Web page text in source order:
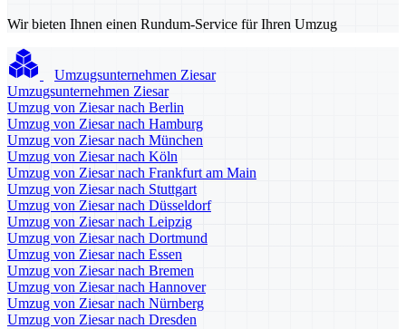
Wir bieten Ihnen einen Rundum-Service für Ihren Umzug
Umzugsunternehmen Ziesar
Umzugsunternehmen Ziesar
Umzug von Ziesar nach Berlin
Umzug von Ziesar nach Hamburg
Umzug von Ziesar nach München
Umzug von Ziesar nach Köln
Umzug von Ziesar nach Frankfurt am Main
Umzug von Ziesar nach Stuttgart
Umzug von Ziesar nach Düsseldorf
Umzug von Ziesar nach Leipzig
Umzug von Ziesar nach Dortmund
Umzug von Ziesar nach Essen
Umzug von Ziesar nach Bremen
Umzug von Ziesar nach Hannover
Umzug von Ziesar nach Nürnberg
Umzug von Ziesar nach Dresden